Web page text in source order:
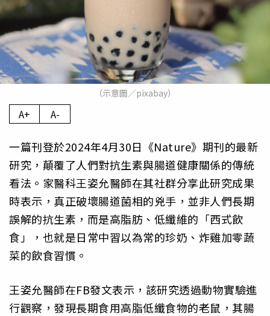
（示意圖／pixabay）
A+ A-
一篇刊登於2024年4月30日《Nature》期刊的最新
研究，顛覆了人們對抗生素與腸道健康關係的傳統
看法。家醫科王姿允醫師在其社群分享此研究成果
時表示，真正破壞腸道菌相的兇手，並非人們長期
誤解的抗生素，而是高脂肪、低纖維的「西式飲
食」，也就是日常中習以為常的珍奶、炸雞加零蔬
菜的飲食習慣。
王姿允醫師在FB發文表示，該研究透過動物實驗進
行觀察，發現長期食用高脂低纖食物的老鼠，其腸